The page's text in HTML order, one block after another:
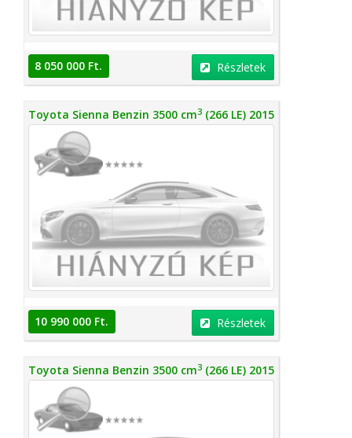
8 050 000 Ft. Részletek
Toyota Sienna Benzin 3500 cm3 (266 LE) 2015
10 990 000 Ft. Részletek
Toyota Sienna Benzin 3500 cm3 (266 LE) 2015